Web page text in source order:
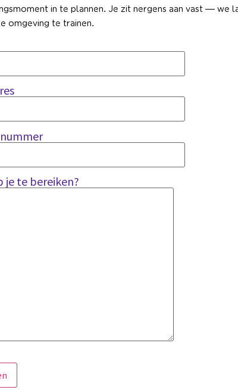
in te plannen. Je zit nergens aan vast —
omgeving te trainen.
je te bereiken?